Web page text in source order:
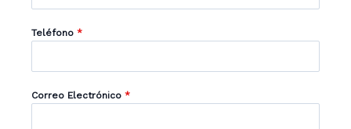
Teléfono *
Correo Electrónico *